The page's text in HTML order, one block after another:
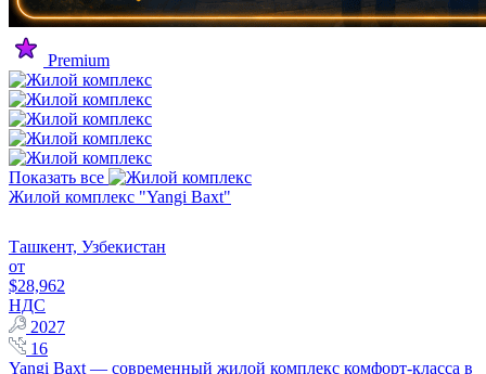
Premium
Показать все
Жилой комплекс "Yangi Baxt"
Ташкент, Узбекистан
от
$28,962
НДС
2027
16
Yangi Baxt — современный жилой комплекс комфорт-класса в